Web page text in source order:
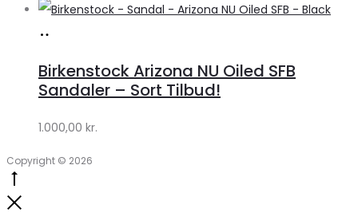
Lykke
Lykke
Birkenstock Arizona NU Oiled SFB
Sandaler – Sort Tilbud!
1.000,00 kr.
Copyright © 2026